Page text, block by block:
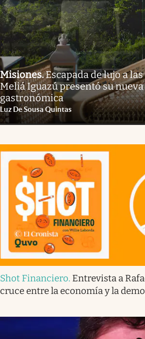
Misiones.Escapada de lujo a
Meliá Iguazú presentó su
gastronómica
Luz De Sousa Quintas
Shot Financiero. Entrevista a
cruce entre la economía y la